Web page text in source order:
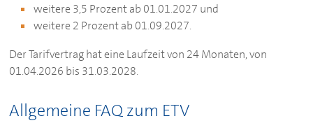
weitere 3,5 Prozent ab 01.01.2027 und
weitere 2 Prozent ab 01.09.2027.
Der Tarifvertrag hat eine Laufzeit von 24 Monaten, von
01.04.2026 bis 31.03.2028.
Allgemeine FAQ zum ETV